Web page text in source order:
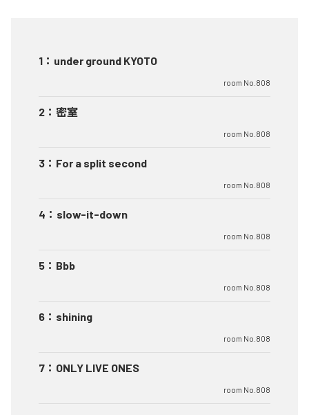
1 ： under ground KYOTO
room No.808
2 ： 密室
room No.808
3 ： For a split second
room No.808
4 ： slow-it-down
room No.808
5 ： Bbb
room No.808
6 ： shining
room No.808
7 ： ONLY LIVE ONES
room No.808